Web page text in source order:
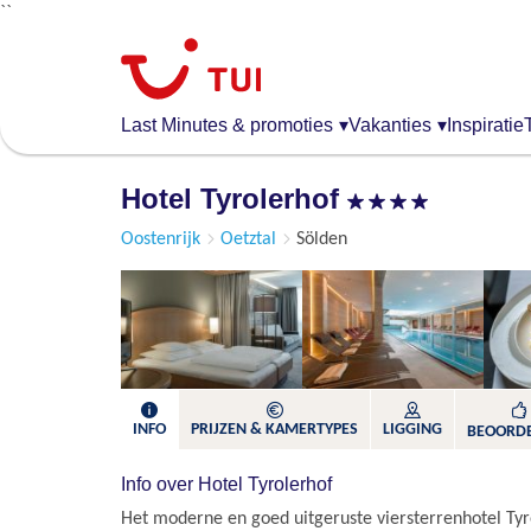
``
algemene
Last Minutes & promoties ▾Vakanties ▾ Inspiratie
Hotel Tyrolerhof
Oostenrijk Oetztal Sölden
INFO PRIJZEN & KAMERTYPES LIGGING
Info over Hotel Tyrolerhof
Het moderne en goed uitgeruste viersterrenhotel